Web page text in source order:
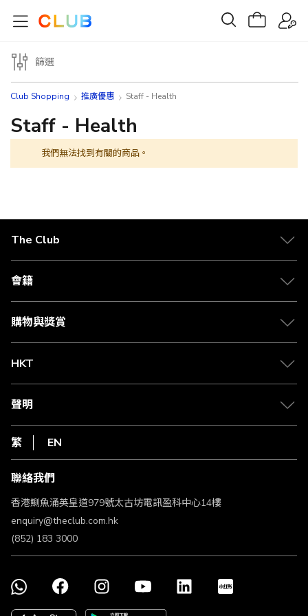
Club Shopping 推廣優惠 Staff - Health
Staff - Health
我們無法找到有關的商品。
篩選
The Club
關於 The Club
合作夥伴
媒體中心
會籍
會籍及專屬禮遇
賺取積分
購物與獎賞
物流與配送
Club Shopping 商品領取站
常見問題
HKT
csl.
1010
HKT
聲明
私隱聲明
使用條款
條款及細則
不歧視及不騷擾聲明
認可牌照及通告
繁 EN
聯絡我們
香港鰂魚涌英皇道979號太古坊電訊盈科中心14樓
enquiry@theclub.com.hk
(852) 183 3000